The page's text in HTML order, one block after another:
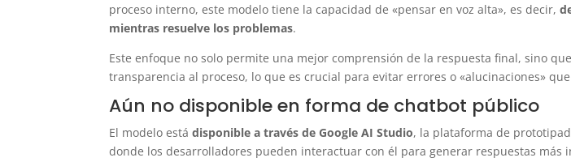
proceso interno, este modelo tiene la capacidad de «pensar en voz alta», es decir,
mientras resuelve los problemas.
Este enfoque no solo permite una mejor comprensión de la respuesta final, sino
transparencia al proceso, lo que es crucial para evitar errores o «alucinaciones»
Aún no disponible en forma de chatbot público
El modelo estádisponible a través de Google AI Studio, la plataforma de
donde los desarrolladores pueden interactuar con él para generar respuestas más